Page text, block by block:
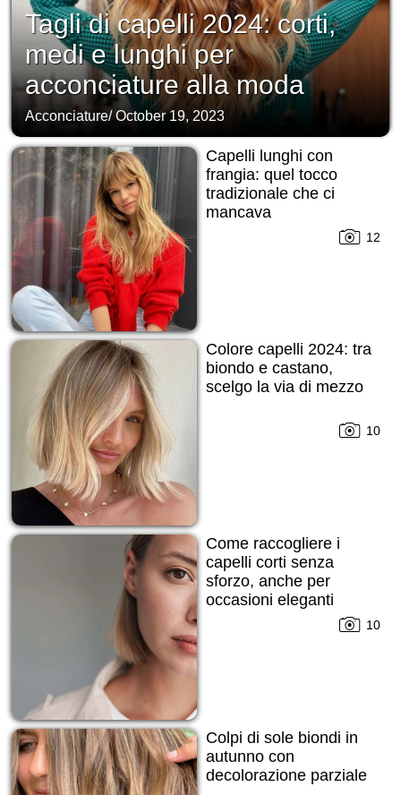
Tagli di capelli 2024: corti,
medi e lunghi per
acconciature alla moda
Acconciature/October 19, 2023
Capelli lunghi con
frangia: quel tocco
tradizionale che ci
mancava
12
Colore capelli 2024: tra
biondo e castano,
scelgo la via di mezzo
10
Come raccogliere i
capelli corti senza
sforzo, anche per
occasioni eleganti
10
Colpi di sole biondi in
autunno con
decolorazione parziale